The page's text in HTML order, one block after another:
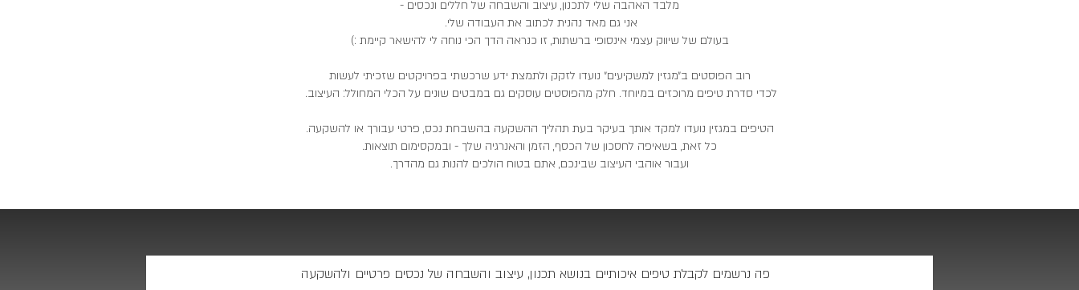
מלבד האהבה שלי לתכנון, עיצוב והשבחה של חללים ונכסים -
אני גם מאד נהנית לכתוב את העבודה שלי.
בעולם של שיווק עצמי אינסופי ברשתות, זו כנראה הדך הכי נוחה לי להישאר קיימת :)
רוב הפוסטים ב״מגזין למשקיעים״ נועדו לזקק ולתמצת ידע שרכשתי בפרויקטים שזכיתי לעשות
לכדי סדרת טיפים מרוכזים במיוחד. חלק מהפוסטים עוסקים גם במבטים שונים על הכלי המחולל: העיצוב.
הטיפים במגזין נועדו למקד אותך בעיקר בעת תהליך ההשקעה בהשבחת נכס, פרטי עבורך או להשקעה.
כל זאת, בשאיפה לחסכון של הכסף, הזמן והאנרגיה שלך - ובמקסימום תוצאות.
ועבור אוהבי העיצוב שבינכם, אתם בטוח הולכים להנות גם מהדרך.
פה נרשמים לקבלת טיפים איכותיים בנושא תכנון, עיצוב והשבחה של נכסים פרטיים ולהשקעה